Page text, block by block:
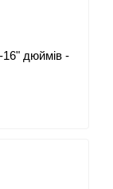
16" дюймів -